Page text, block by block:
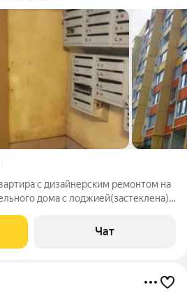
с дизайнерским ремонтом на
дома с лоджией(застеклена) с
Окна выходят на улицу, на
Чат